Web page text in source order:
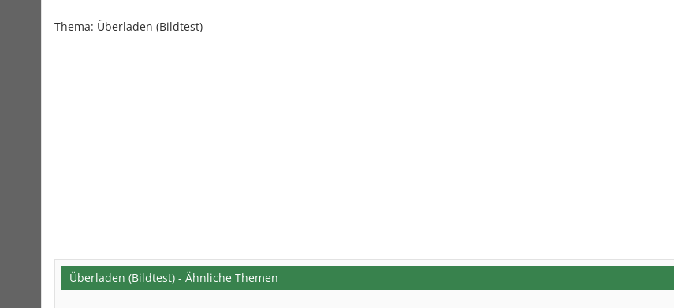
Thema: Überladen (Bildtest)
Überladen (Bildtest) - Ähnliche Themen